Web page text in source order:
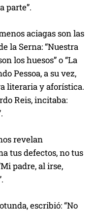
parte”.
aciagas son las
la Serna: “Nuestra
los huesos” o “La
Pessoa, a su vez,
literaria y aforística.
Reis, incitaba:
revelan
tus defectos, no tus
padre, al irse,
escribió: “No